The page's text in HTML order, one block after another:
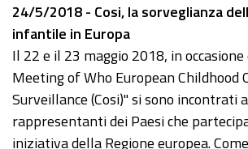
24/5/2018 - Cosi, la sorveglianza
infantile in Europa
Il 22 e il 23 maggio 2018, in occasione
Meeting of Who European Childhood
Surveillance (Cosi)" si sono incontrati
rappresentanti dei Paesi che
iniziativa della Regione europea.